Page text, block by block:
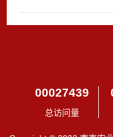
00027439
总访问量